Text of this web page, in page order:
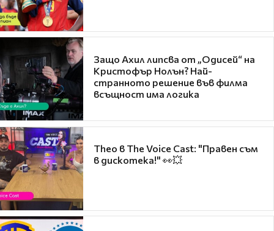
Защо Ахил липсва от „Одисей“ на
Кристофър Нолън? Най-
странното решение във филма
всъщност има логика
Theo в The Voice Cast: "Правен съм
в дискотека!" 👀💥